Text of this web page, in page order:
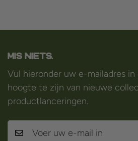
Mis niets.
Vul hieronder uw e-mailadres
hoogte te zijn van nieuwe
productlanceringen.